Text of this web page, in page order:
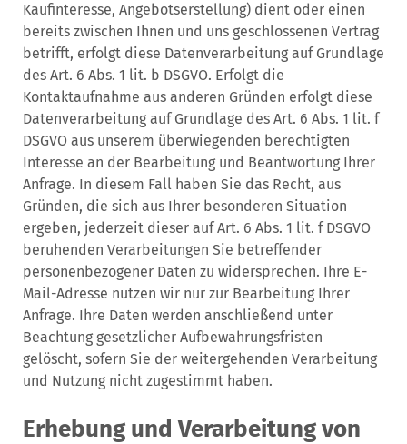
Kaufinteresse, Angebotserstellung) dient oder einen
bereits zwischen Ihnen und uns geschlossenen Vertrag
betrifft, erfolgt diese Datenverarbeitung auf Grundlage
des Art. 6 Abs. 1 lit. b DSGVO. Erfolgt die
Kontaktaufnahme aus anderen Gründen erfolgt diese
Datenverarbeitung auf Grundlage des Art. 6 Abs. 1 lit. f
DSGVO aus unserem überwiegenden berechtigten
Interesse an der Bearbeitung und Beantwortung Ihrer
Anfrage. In diesem Fall haben Sie das Recht, aus
Gründen, die sich aus Ihrer besonderen Situation
ergeben, jederzeit dieser auf Art. 6 Abs. 1 lit. f DSGVO
beruhenden Verarbeitungen Sie betreffender
personenbezogener Daten zu widersprechen. Ihre E-
Mail-Adresse nutzen wir nur zur Bearbeitung Ihrer
Anfrage. Ihre Daten werden anschließend unter
Beachtung gesetzlicher Aufbewahrungsfristen
gelöscht, sofern Sie der weitergehenden Verarbeitung
und Nutzung nicht zugestimmt haben.
Erhebung und Verarbeitung von